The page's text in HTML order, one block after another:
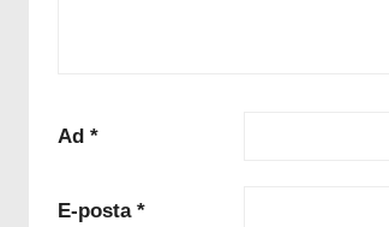
η
Ad *
E-posta *